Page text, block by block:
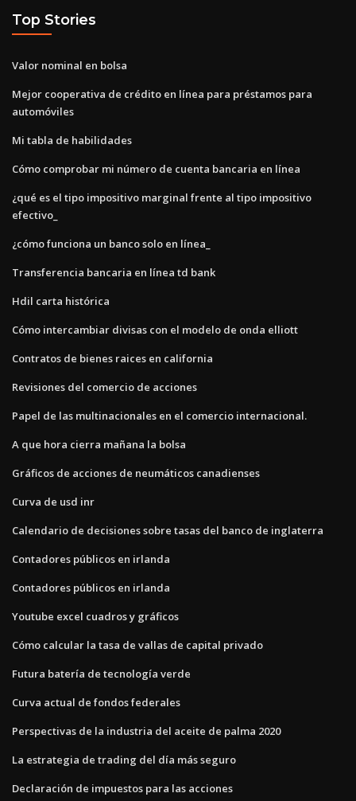
Top Stories
Valor nominal en bolsa
Mejor cooperativa de crédito en línea para préstamos para
automóviles
Mi tabla de habilidades
Cómo comprobar mi número de cuenta bancaria en línea
¿qué es el tipo impositivo marginal frente al tipo impositivo
efectivo_
¿cómo funciona un banco solo en línea_
Transferencia bancaria en línea td bank
Hdil carta histórica
Cómo intercambiar divisas con el modelo de onda elliott
Contratos de bienes raices en california
Revisiones del comercio de acciones
Papel de las multinacionales en el comercio internacional.
A que hora cierra mañana la bolsa
Gráficos de acciones de neumáticos canadienses
Curva de usd inr
Calendario de decisiones sobre tasas del banco de inglaterra
Contadores públicos en irlanda
Contadores públicos en irlanda
Youtube excel cuadros y gráficos
Cómo calcular la tasa de vallas de capital privado
Futura batería de tecnología verde
Curva actual de fondos federales
Perspectivas de la industria del aceite de palma 2020
La estrategia de trading del día más seguro
Declaración de impuestos para las acciones